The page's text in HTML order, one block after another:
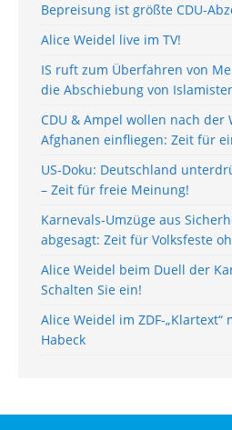
Bepreisung ist größte CDU-
Alice Weidel live im TV!
IS ruft zum Überfahren von
die Abschiebung von
CDU & Ampel wollen nach der
Afghanen einfliegen: Zeit für
US-Doku: Deutschland
– Zeit für freie Meinung!
Karnevals-Umzüge aus
abgesagt: Zeit für Volksfeste
Alice Weidel beim Duell der
Schalten Sie ein!
Alice Weidel im ZDF-„Klartext“
Habeck